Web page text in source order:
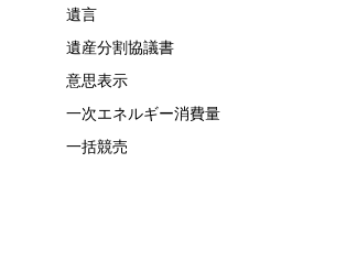
遺言
遺産分割協議書
意思表示
一次エネルギー消費量
一括競売